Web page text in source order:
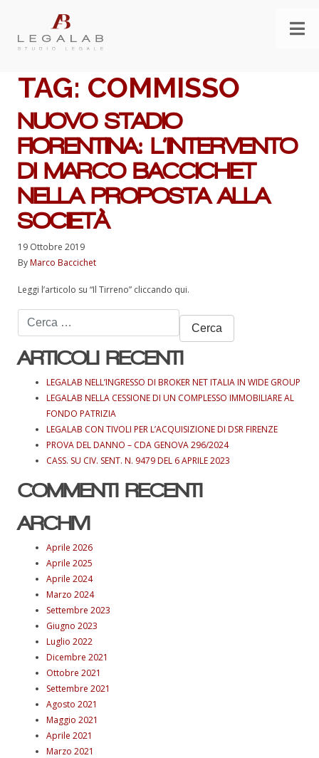
TAG: COMMISSO
NUOVO STADIO
FIORENTINA: L’INTERVENTO
DI MARCO BACCICHET
NELLA PROPOSTA ALLA
SOCIETÀ
19 Ottobre 2019
ByMarco Baccichet
Leggi l’articolo su “Il Tirreno” cliccando qui.
Ricerca
per:
ARTICOLI RECENTI
LEGALAB NELL’INGRESSO DI BROKER NET ITALIA IN WIDE GROUP
LEGALAB NELLA CESSIONE DI UN COMPLESSO IMMOBILIARE AL
FONDO PATRIZIA
LEGALAB CON TIVOLI PER L’ACQUISIZIONE DI DSR FIRENZE
PROVA DEL DANNO – CDA GENOVA 296/2024
CASS. SU CIV. SENT. N. 9479 DEL 6 APRILE 2023
COMMENTI RECENTI
ARCHIVI
Aprile 2026
Aprile 2025
Aprile 2024
Marzo 2024
Settembre 2023
Giugno 2023
Luglio 2022
Dicembre 2021
Ottobre 2021
Settembre 2021
Agosto 2021
Maggio 2021
Aprile 2021
Marzo 2021